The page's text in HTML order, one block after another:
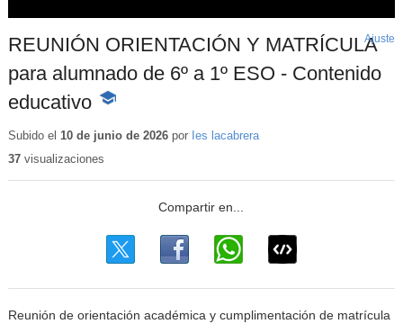
REUNIÓN ORIENTACIÓN Y MATRÍCULA
para alumnado de 6º a 1º ESO - Contenido
educativo -
educativo
Ajuste
Subido el 10 de junio de 2026por Ies lacabrera
37visualizaciones
Reunión de orientación académica y cumplimentación de matrícula